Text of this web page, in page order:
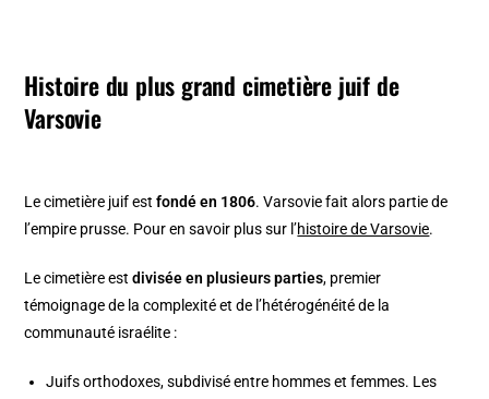
Histoire du plus grand cimetière juif de
Varsovie
Le cimetière juif estfondé en 1806. Varsovie fait alors partie de
l’empire prusse. Pour en savoir plus sur l’histoire de Varsovie.
Le cimetière estdivisée en plusieurs parties, premier
témoignage de la complexité et de l’hétérogénéité de la
communauté israélite :
Juifs orthodoxes, subdivisé entre hommes et femmes. Les